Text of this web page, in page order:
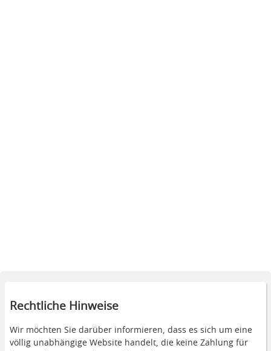
Rechtliche Hinweise
Wir möchten Sie darüber informieren, dass es sich um eine
völlig unabhängige Website handelt, die keine Zahlung für